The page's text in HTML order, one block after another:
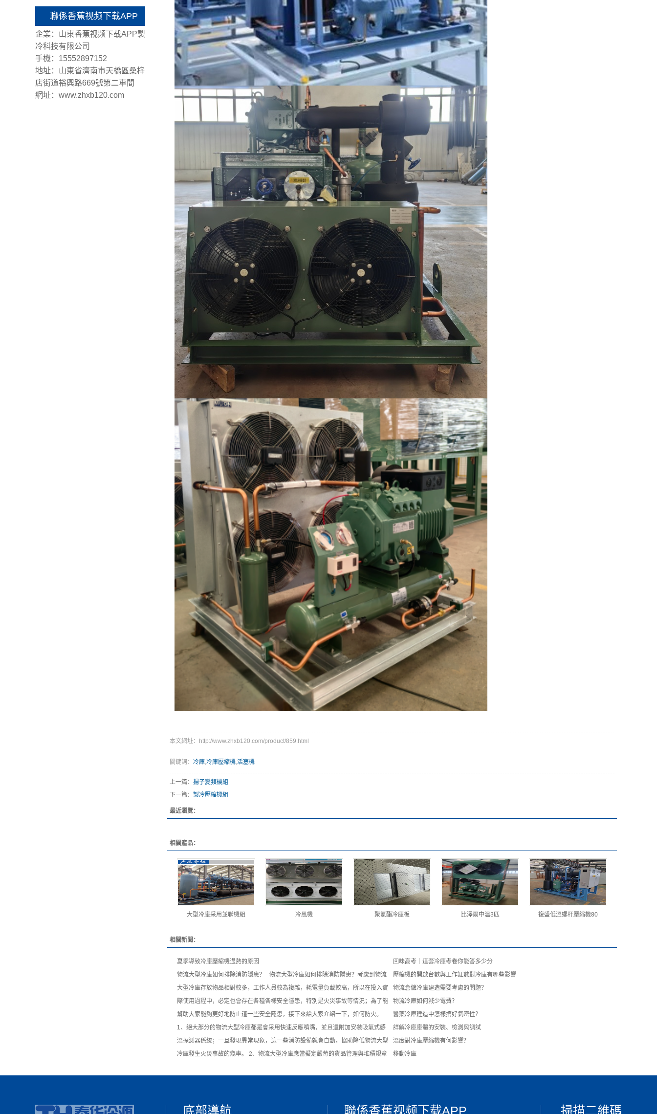
聯係香蕉视频下载APP
企業：山東香蕉视频下载APP製
冷科技有限公司
手機：15552897152
地址：山東省濟南市天橋區桑梓
店街道裕興路669號第二車間
網址：www.zhxb120.com
本文網址：http://www.zhxb120.com/product/859.html
關鍵詞： 冷庫,冷庫壓縮機,活塞機
上一篇： 揚子變頻機組
下一篇： 製冷壓縮機組
最近瀏覽：
相關產品：
大型冷庫采用並聯機組 冷風機 聚氨酯冷庫板 比澤爾中溫3匹 複盛低溫螺杆壓縮機80
相關新聞：
夏季導致冷庫壓縮機過熱的原因
回味高考｜這套冷庫考卷你能答多少分
物流大型冷庫如何排除消防隱患？ 物流大型冷庫如何排除消防隱患？考慮到物流
大型冷庫存放物品相對較多，工作人員較為複雜，耗電量負載較高，所以在投入實
際使用過程中，必定也會存在各種各樣安全隱患，特別是火災事故等情況；為了能
幫助大家能夠更好地防止這一些安全隱患，接下來給大家介紹一下，如何防火。
1、絕大部分的物流大型冷庫都是會采用快速反應噴嘴，並且還附加安裝吸氣式感
溫探測器係統；一旦發現異常現象，這一些消防設備就會自動，協助降低物流大型
冷庫發生火災事故的幾率。 2、物流大型冷庫應當擬定嚴苛的貨品管理與堆積規章
壓縮機的開啟台數與工作缸數對冷庫有哪些影響
物流倉儲冷庫建造需要考慮的問題？
物流冷庫如何減少電費？
醫藥冷庫建造中怎樣搞好氣密性？
詳解冷庫庫體的安裝、檢測與調試
溫度對冷庫壓縮機有何影響？
移動冷庫
底部導航 聯係香蕉视频下载APP 掃描二維碼